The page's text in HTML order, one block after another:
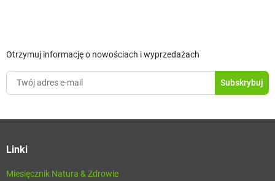
Otrzymuj informację o nowościach i wyprzedażach
Linki
Miesięcznik Natura & Zdrowie